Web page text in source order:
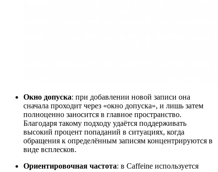
Окно допуска: при добавлении новой записи она
сначала проходит через «окно допуска», и лишь затем
полноценно заносится в главное пространство.
Благодаря такому подходу удаётся поддерживать
высокий процент попаданий в ситуациях, когда
обращения к определённым записям концентрируются в
виде всплесков.
Ориентировочная частота: в Caffeine используется